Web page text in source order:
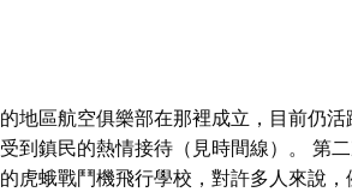
地區航空俱樂部在那裡成立，目前仍
到鎮民的熱情接待（見時間線）。 第
虎蛾戰鬥機飛行學校，對許多人來說